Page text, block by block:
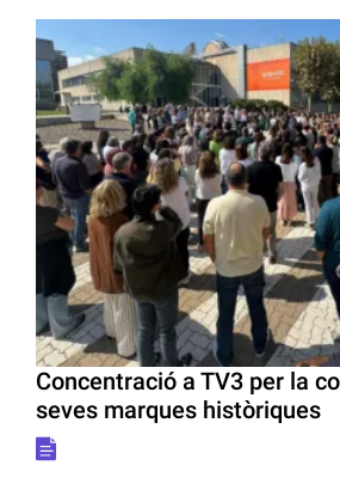
Concentració a TV3 per la
seves marques històriques